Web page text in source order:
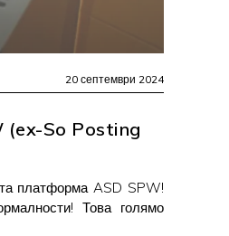
20 септември 2024
(ex-So Posting
платформа ASD SPW!
Това голямо